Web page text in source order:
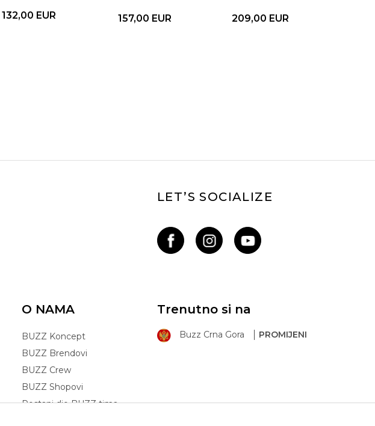
132,00 EUR 157,00 EUR 209,00 EUR
LET’S SOCIALIZE
O NAMA
BUZZ Koncept
BUZZ Brendovi
BUZZ Crew
BUZZ Shopovi
Postani dio BUZZ tima
Trenutno si na
Buzz Crna Gora PROMIJENI